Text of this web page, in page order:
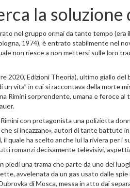
la soluzione
nel gruppo ormai da tanto tempo (era
1974), è entrato stabilmente nel
non riesce a non mettersi sulle loro
2020, Edizioni Theoria), ultimo giallo
un vita” in cui si raccontava della morte
Rimini sorprendente, umana e feroce
con protagonista una poliziotta
si incazzano», autori di tante battute
il quale ha scelto anche lui la riviera per i
romanzi decisamente televisivi,
piedi una trama che parte da uno dei
avvelenata da un gas usato dalle
di Mosca, messa in atto dai